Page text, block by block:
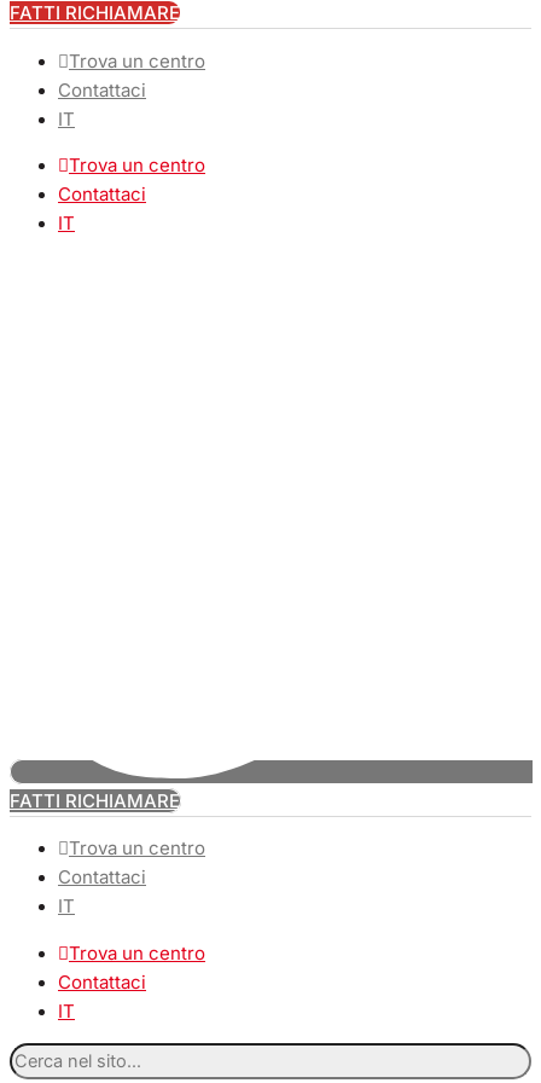
FATTI RICHIAMARE
Trova un centro
Contattaci
IT
Trova un centro
Contattaci
IT
FATTI RICHIAMARE
Trova un centro
Contattaci
IT
Trova un centro
Contattaci
IT
Cerca